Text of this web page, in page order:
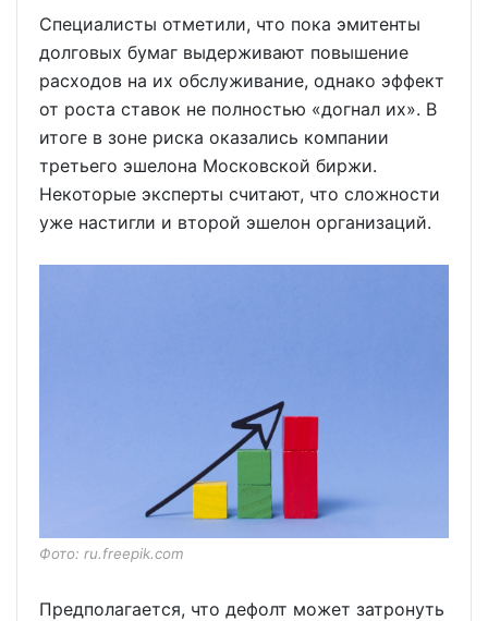
Специалисты отметили, что пока эмитенты
долговых бумаг выдерживают повышение
расходов на их обслуживание, однако эффект
от роста ставок не полностью «догнал их». В
итоге в зоне риска оказались компании
третьего эшелона Московской биржи.
Некоторые эксперты считают, что сложности
уже настигли и второй эшелон организаций.
Фото: ru.freepik.com
Предполагается, что дефолт может затронуть